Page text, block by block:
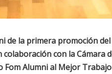
de la primera promoción
con la Cámara
Alumni al Mejor